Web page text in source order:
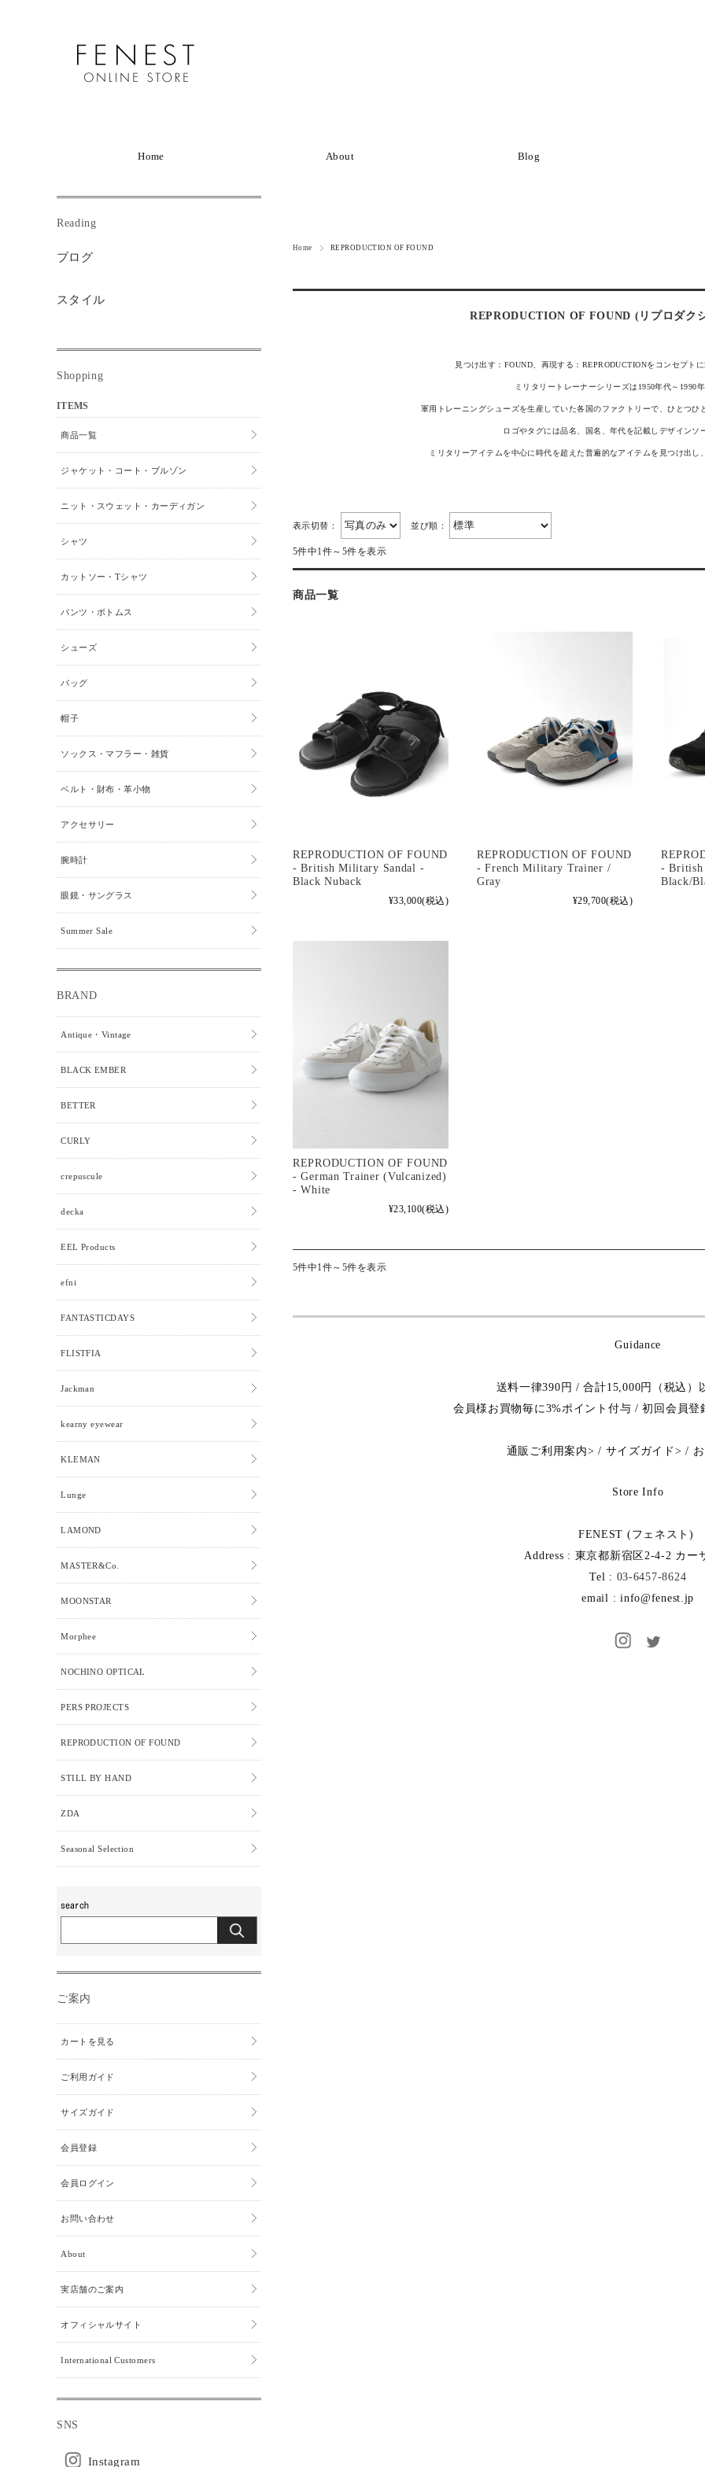
Home About Blog
Home REPRODUCTION OF FOUND
REPRODUCTION OF FOUND (リプロダク
見つけ出す：FOUND、再現する：REPRODUCTIONをコンセプト
ミリタリートレーナーシリーズは1950年代～1990
軍用トレーニングシューズを生産していた各国のファクトリーで、ひとつひ
ロゴやタグには品名、国名、年代を記載しデザインソ
ミリタリーアイテムを中心に時代を超えた普遍的なアイテムを見つけ出し
表示切替： 並び順：
5件中1件～5件を表示
商品一覧
REPRODUCTION OF FOUND
- British Military Sandal -
Black Nuback
¥33,000(税込)
REPRODUCTION OF FOUND
- French Military Trainer /
Gray
¥29,700(税込)
-
Black/
REPRODUCTION OF FOUND
- German Trainer (Vulcanized)
- White
¥23,100(税込)
5件中1件～5件を表示
Guidance
送料一律390円 / 合計15,000円（税込）
会員様お買物毎に3%ポイント付与 / 初回会員
通販ご利用案内> / サイズガイド> /
Store Info
FENEST (フェネスト)
Address : 東京都新宿区2-4-2 カー
Tel : 03-6457-8624
email : info@fenest.jp
Reading
ブログ
スタイル
Shopping
ITEMS
商品一覧
ジャケット・コート・ブルゾン
ニット・スウェット・カーディガン
シャツ
カットソー・Tシャツ
パンツ・ボトムス
シューズ
バッグ
帽子
ソックス・マフラー・雑貨
ベルト・財布・革小物
アクセサリー
腕時計
眼鏡・サングラス
Summer Sale
BRAND
Antique・Vintage
BLACK EMBER
BETTER
CURLY
crepuscule
decka
EEL Products
efni
FANTASTICDAYS
FLISTFIA
Jackman
kearny eyewear
KLEMAN
Lunge
LAMOND
MASTER&Co.
MOONSTAR
Morphee
NOCHINO OPTICAL
PERS PROJECTS
REPRODUCTION OF FOUND
STILL BY HAND
ZDA
Seasonal Selection
ご案内
カートを見る
ご利用ガイド
サイズガイド
会員登録
会員ログイン
お問い合わせ
About
実店舗のご案内
オフィシャルサイト
International Customers
SNS
Instagram